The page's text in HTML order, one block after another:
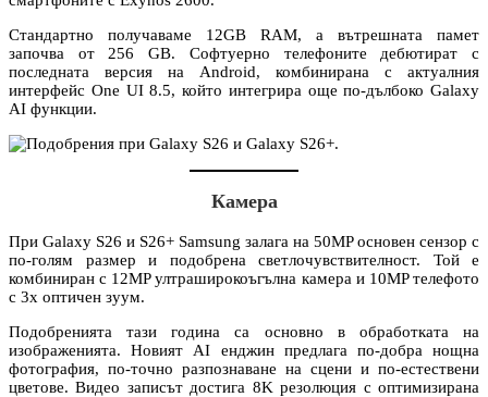
Стандартно получаваме 12GB RAM, а вътрешната памет
започва от 256 GB. Софтуерно телефоните дебютират с
последната версия на Android, комбинирана с актуалния
интерфейс One UI 8.5, който интегрира още по-дълбоко Galaxy
AI функции.
Камера
При Galaxy S26 и S26+ Samsung залага на 50MP основен сензор с
по-голям размер и подобрена светлочувствителност. Той е
комбиниран с 12MP ултраширокоъгълна камера и 10MP телефото
с 3x оптичен зуум.
Подобренията тази година са основно в обработката на
изображенията. Новият AI енджин предлага по-добра нощна
фотография, по-точно разпознаване на сцени и по-естествени
цветове. Видео записът достига 8K резолюция с оптимизирана